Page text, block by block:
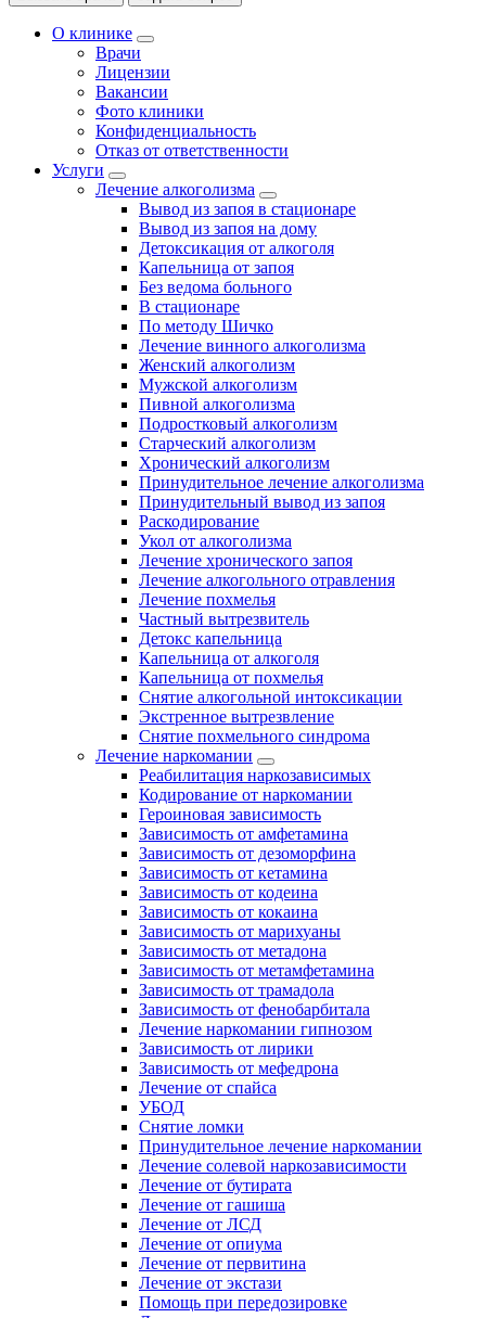
О клинике
Врачи
Лицензии
Вакансии
Фото клиники
Конфиденциальность
Отказ от ответственности
Услуги
Лечение алкоголизма
Вывод из запоя в стационаре
Вывод из запоя на дому
Детоксикация от алкоголя
Капельница от запоя
Без ведома больного
В стационаре
По методу Шичко
Лечение винного алкоголизма
Женский алкоголизм
Мужской алкоголизм
Пивной алкоголизма
Подростковый алкоголизм
Старческий алкоголизм
Хронический алкоголизм
Принудительное лечение алкоголизма
Принудительный вывод из запоя
Раскодирование
Укол от алкоголизма
Лечение хронического запоя
Лечение алкогольного отравления
Лечение похмелья
Частный вытрезвитель
Детокс капельница
Капельница от алкоголя
Капельница от похмелья
Снятие алкогольной интоксикации
Экстренное вытрезвление
Снятие похмельного синдрома
Лечение наркомании
Реабилитация наркозависимых
Кодирование от наркомании
Героиновая зависимость
Зависимость от амфетамина
Зависимость от дезоморфина
Зависимость от кетамина
Зависимость от кодеина
Зависимость от кокаина
Зависимость от марихуаны
Зависимость от метадона
Зависимость от метамфетамина
Зависимость от трамадола
Зависимость от фенобарбитала
Лечение наркомании гипнозом
Зависимость от лирики
Зависимость от мефедрона
Лечение от спайса
УБОД
Снятие ломки
Принудительное лечение наркомании
Лечение солевой наркозависимости
Лечение от бутирата
Лечение от гашиша
Лечение от ЛСД
Лечение от опиума
Лечение от первитина
Лечение от экстази
Помощь при передозировке